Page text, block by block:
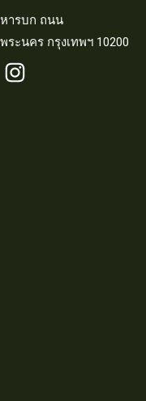
ารบก ถนน
ะนคร กรุงเทพฯ 10200